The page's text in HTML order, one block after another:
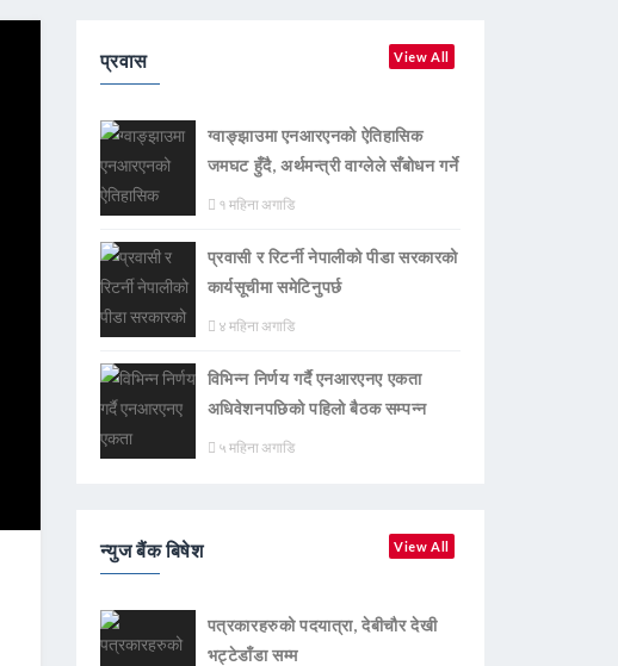
प्रवास View All
ग्वाङ्झाउमा एनआरएनको ऐतिहासिक
जमघट हुँदै, अर्थमन्त्री वाग्लेले सँबोधन गर्ने
१ महिना अगाडि
प्रवासी र रिटर्नी नेपालीको पीडा सरकारको
कार्यसूचीमा समेटिनुपर्छ
४ महिना अगाडि
विभिन्न निर्णय गर्दै एनआरएनए एकता
अधिवेशनपछिको पहिलो बैठक सम्पन्न
५ महिना अगाडि
न्युज बैंक बिषेश View All
पत्रकारहरुको पदयात्रा, देबीचौर देखी
भट्टेडाँडा सम्म